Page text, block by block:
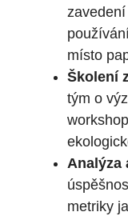
místo
Školení
tým o
Analýza
metriky